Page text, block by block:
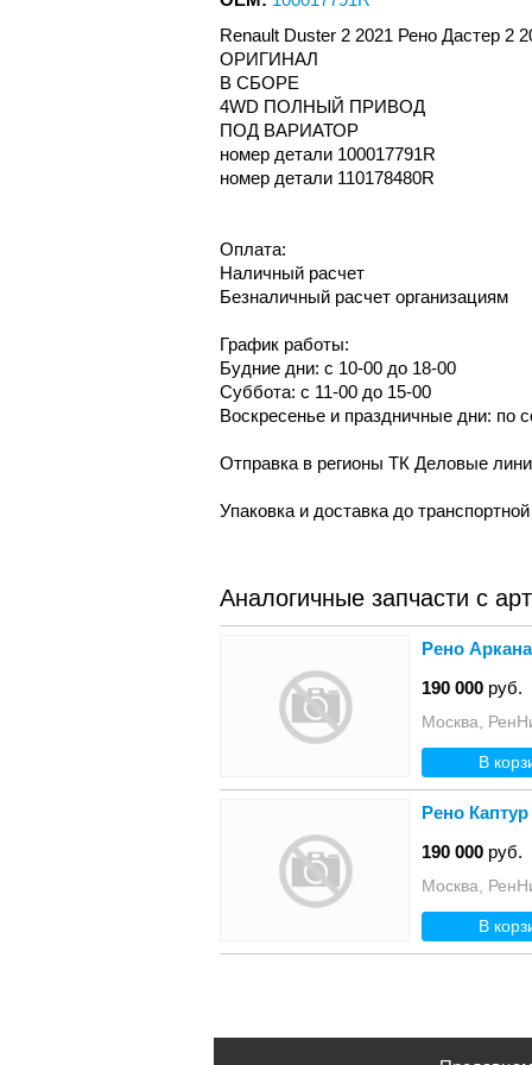
Renault Duster 2 2021 Рено Дастер
ОРИГИНАЛ
В СБОРЕ
4WD ПОЛНЫЙ ПРИВОД
ПОД ВАРИАТОР
номер детали 100017791R
номер детали 110178480R
Оплата:
Наличный расчет
Безналичный расчет организациям
График работы:
Будние дни: с 10-00 до 18-00
Суббота: с 11-00 до 15-00
Воскресенье и праздничные дни: по
Отправка в регионы ТК Деловые
Упаковка и доставка до
Аналогичные запчасти с
Рено
190 000 руб.
Москва,
В
Рено
190 000 руб.
Москва,
В